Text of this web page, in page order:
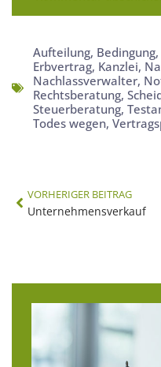
Aufteilung, Bedingung,
Erbvertrag, Kanzlei,
Nachlassverwalter,
Rechtsberatung,
Steuerberatung,
Todes wegen,
VORHERIGER BEITRAG
Unternehmensverkauf